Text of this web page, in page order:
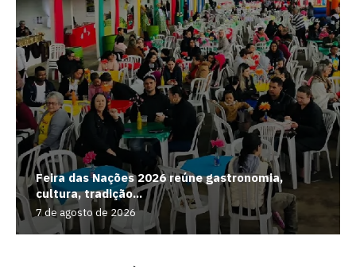
Feira das Nações 2026 reúne gastronomia,
cultura, tradição...
7 de agosto de 2026